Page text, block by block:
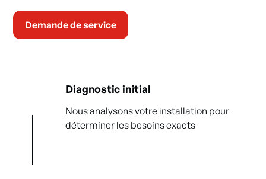
Demande de service
Diagnostic initial
Nous analysons votre installation pour
déterminer les besoins exacts